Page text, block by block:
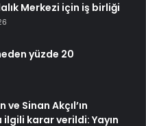
Merkezi için iş birliği
yüzde 20
ve Sinan Akçıl’ın
karar verildi: Yayın